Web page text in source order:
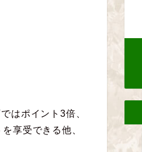
はポイント3倍、
享受できる他、